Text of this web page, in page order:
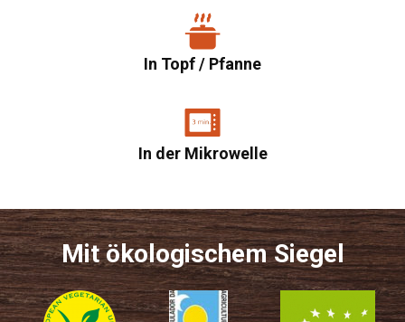
In Topf / Pfanne
In der Mikrowelle
Mit ökologischem Siegel